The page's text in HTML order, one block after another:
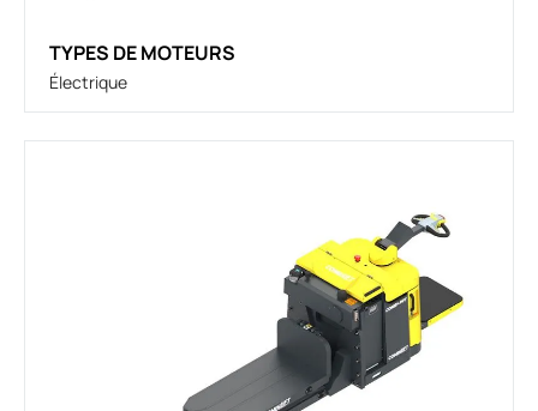
TYPES DE MOTEURS
Électrique